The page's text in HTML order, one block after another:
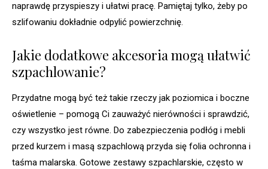
naprawdę przyspieszy i ułatwi pracę. Pamiętaj tylko, żeby po
szlifowaniu dokładnie odpylić powierzchnię.
Jakie dodatkowe akcesoria mogą ułatwić
szpachlowanie?
Przydatne mogą być też takie rzeczy jak poziomica i boczne
oświetlenie – pomogą Ci zauważyć nierówności i sprawdzić,
czy wszystko jest równe. Do zabezpieczenia podłóg i mebli
przed kurzem i masą szpachlową przyda się folia ochronna i
taśma malarska. Gotowe zestawy szpachlarskie, często w